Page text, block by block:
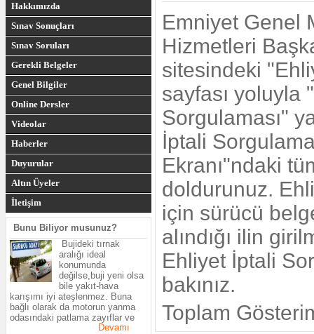
Hakkımızda
Sınav Sonuçları
Sınav Soruları
Gerekli Belgeler
Genel Bilgiler
Online Dersler
Videolar
Haberler
Duyurular
Altın Üyeler
İletişim
Bunu Biliyor musunuz?
Bujideki tırnak
aralığı ideal
konumunda
değilse,buji yeni olsa
bile yakıt-hava
karışımı iyi ateşlenmez. Buna
bağlı olarak da motorun yanma
odasındaki patlama zayıflar ve
motorun gücü azalır.Araçtaki
Devamı
Emniyet Genel
Hizmetleri
sitesindeki
sayfası yoluyla
Sorgulaması"
İptali
Ekranı"ndaki
doldurunuz.
için sürücü
alındığı ilin
Ehliyet İptali
bakınız.
Toplam